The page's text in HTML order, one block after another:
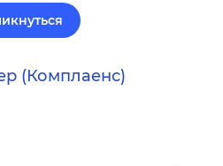
(Комплаенс)